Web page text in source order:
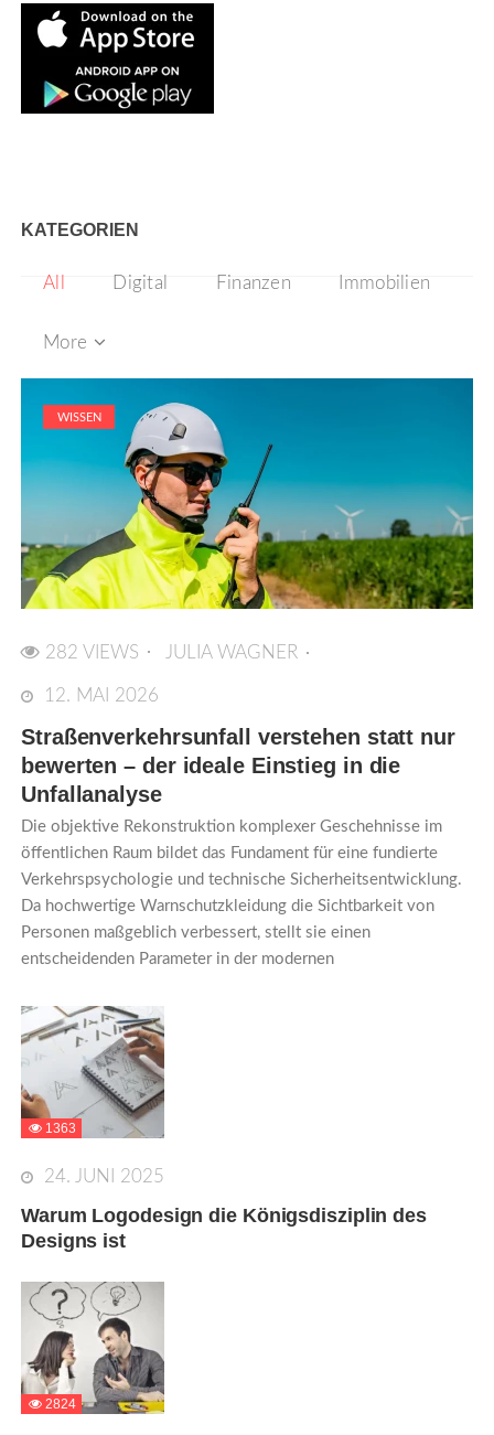
KATEGORIEN
All Digital Finanzen Immobilien
More
WISSEN
282 VIEWS JULIA WAGNER
12. MAI 2026
Straßenverkehrsunfall verstehen statt nur
bewerten – der ideale Einstieg in die
Unfallanalyse
Die objektive Rekonstruktion komplexer Geschehnisse im
öffentlichen Raum bildet das Fundament für eine fundierte
Verkehrspsychologie und technische Sicherheitsentwicklung.
Da hochwertige Warnschutzkleidung die Sichtbarkeit von
Personen maßgeblich verbessert, stellt sie einen
entscheidenden Parameter in der modernen
1363
24. JUNI 2025
Warum Logodesign die Königsdisziplin des
Designs ist
2824